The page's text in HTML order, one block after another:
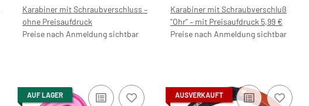
Karabiner mit Schraubverschluss –
ohne Preisaufdruck
Preise nach Anmeldung sichtbar
Karabiner mit Schraubverschluß
"Ohr" – mit Preisaufdruck 5,99 €
Preise nach Anmeldung sichtbar
AUF LAGER AUSVERKAUFT